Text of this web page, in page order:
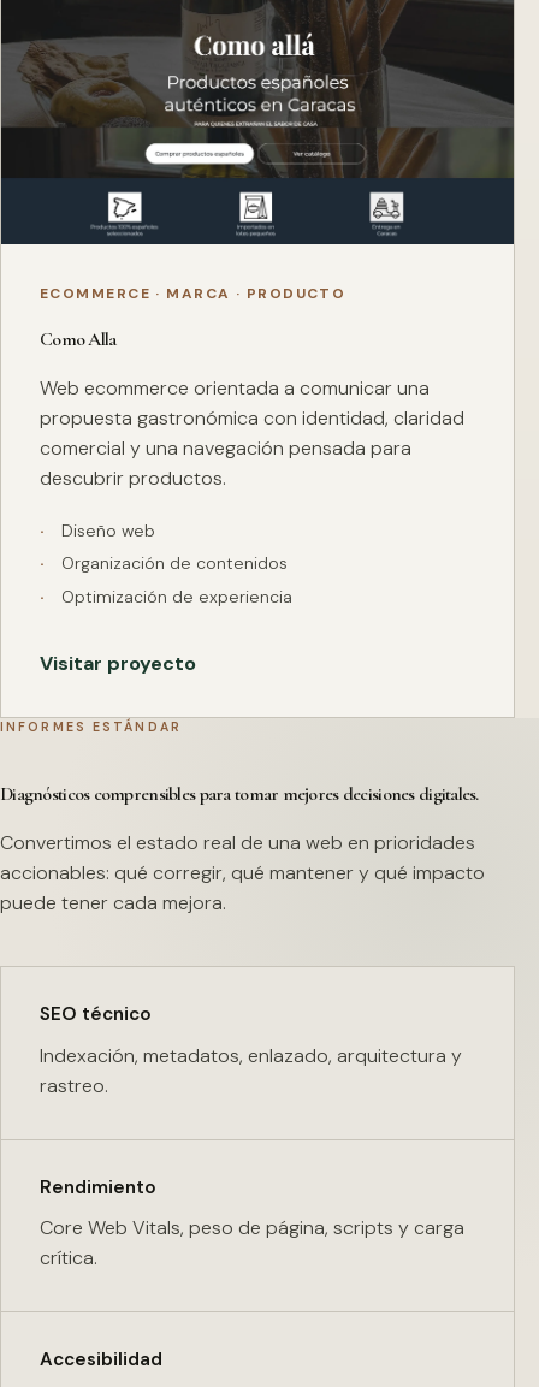
ECOMMERCE · MARCA · PRODUCTO
Como Alla
Web ecommerce orientada a comunicar una
propuesta gastronómica con identidad, claridad
comercial y una navegación pensada para
descubrir productos.
Diseño web
Organización de contenidos
Optimización de experiencia
Visitar proyecto
INFORMES ESTÁNDAR
Diagnósticos comprensibles para tomar mejores decisiones digitales.
Convertimos el estado real de una web en prioridades
accionables: qué corregir, qué mantener y qué impacto
puede tener cada mejora.
SEO técnico
Indexación, metadatos, enlazado, arquitectura y
rastreo.
Rendimiento
Core Web Vitals, peso de página, scripts y carga
crítica.
Accesibilidad